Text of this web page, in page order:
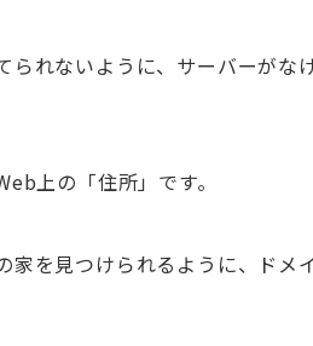
られないように、サーバーがな
上の「住所」です。
家を見つけられるように、ドメ